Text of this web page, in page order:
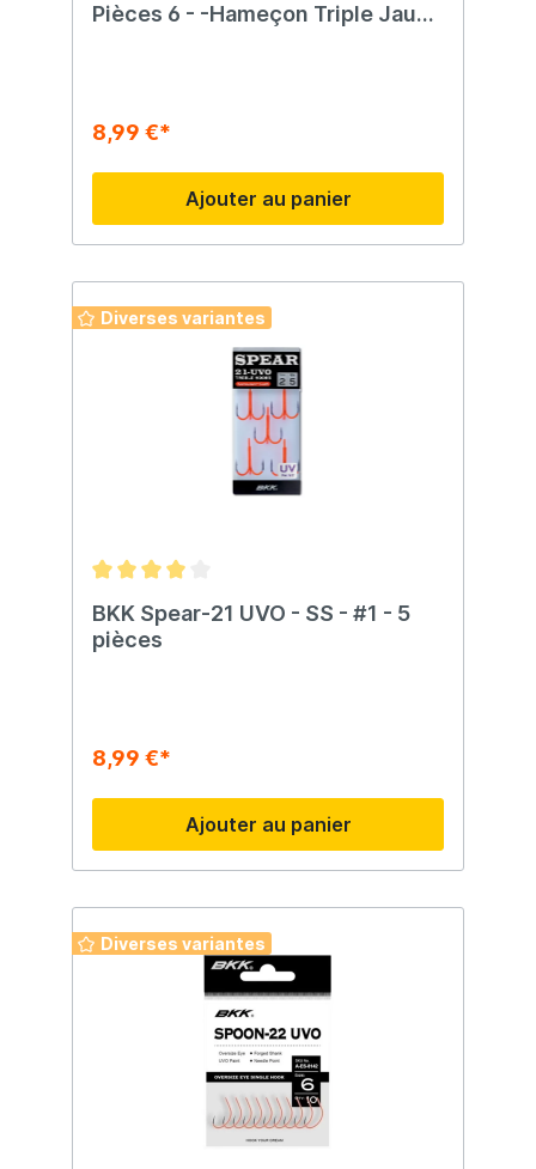
Pièces 6 - -Hameçon Triple Jaune
8,99 €*
Ajouter au panier
Diverses variantes
BKK Spear-21 UVO - SS - #1 - 5
pièces
8,99 €*
Ajouter au panier
Diverses variantes